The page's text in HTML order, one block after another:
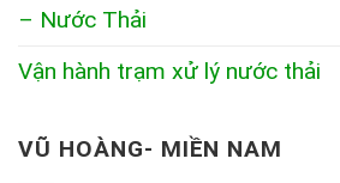
– Nước Thải
Vận hành trạm xử lý nước thải
VŨ HOÀNG- MIỀN NAM